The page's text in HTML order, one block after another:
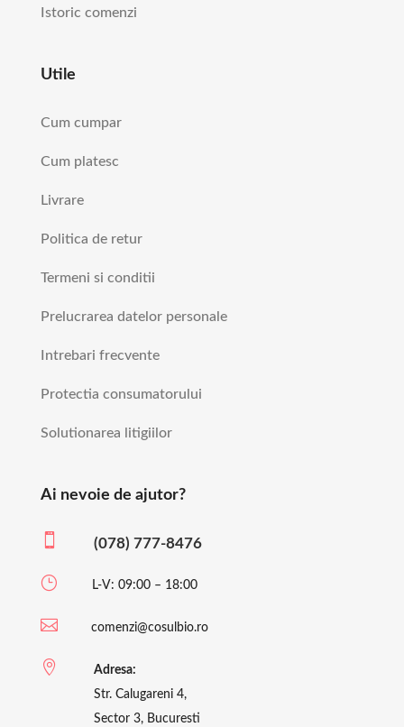
Istoric comenzi
Utile
Cum cumpar
Cum platesc
Livrare
Politica de retur
Termeni si conditii
Prelucrarea datelor personale
Intrebari frecvente
Protectia consumatorului
Solutionarea litigiilor
Ai nevoie de ajutor?
 (078) 777-8476
} L-V: 09:00 – 18:00
 comenzi@cosulbio.ro

Adresa:
Str. Calugareni 4,
Sector 3, Bucuresti